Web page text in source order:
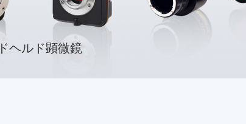
ヘルド顕微鏡